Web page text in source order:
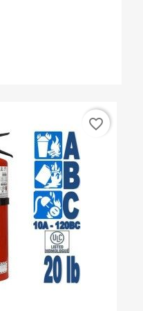
favorite_border